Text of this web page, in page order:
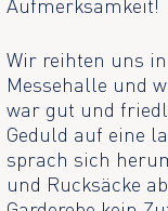
Aufmerksamkeit!
Wir reihten uns
Messehalle und
war gut und
Geduld auf eine
sprach sich
und Rucksäcke